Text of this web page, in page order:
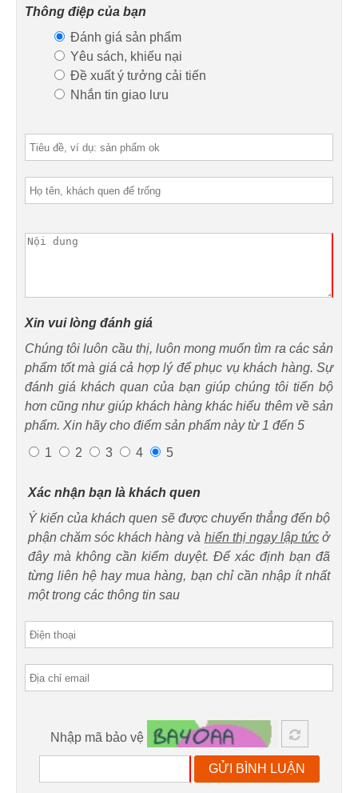
Thông điệp của bạn
Đánh giá sản phẩm
Yêu sách, khiếu nại
Đề xuất ý tưởng cải tiến
Nhắn tin giao lưu
Xin vui lòng đánh giá
Chúng tôi luôn cầu thị, luôn mong muốn tìm ra các sản
phẩm tốt mà giá cả hợp lý để phục vụ khách hàng. Sự
đánh giá khách quan của bạn giúp chúng tôi tiến bộ
hơn cũng như giúp khách hàng khác hiểu thêm về sản
phẩm. Xin hãy cho điểm sản phẩm này từ 1 đến 5
1
2 3 4 5
Xác nhận bạn là khách quen
Ý kiến của khách quen sẽ được chuyển thẳng đến bộ
phận chăm sóc khách hàng và hiển thị ngay lập tứcở
đây mà không cần kiểm duyệt. Để xác định bạn đã
từng liên hệ hay mua hàng, bạn chỉ cần nhập ít nhất
một trong các thông tin sau
Nhập mã bảo vệ
GỬI BÌNH LUẬN